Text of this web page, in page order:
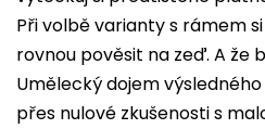
Při volbě varianty s rámem
rovnou pověsit na zeď. A že
Umělecký dojem
přes nulové zkušenosti s
z
5
hvězdiček.